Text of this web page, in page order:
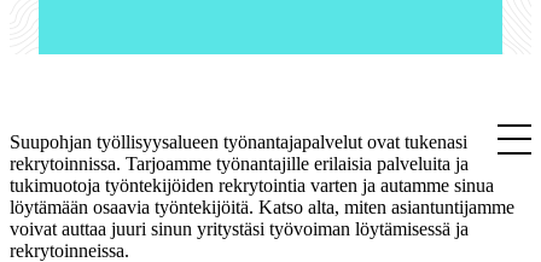
Suupohjan työllisyysalueen työnantajapalvelut ovat tukenasi
rekrytoinnissa. Tarjoamme työnantajille erilaisia palveluita ja
tukimuotoja työntekijöiden rekrytointia varten ja autamme sinua
löytämään osaavia työntekijöitä. Katso alta, miten asiantuntijamme
voivat auttaa juuri sinun yritystäsi työvoiman löytämisessä ja
rekrytoinneissa.